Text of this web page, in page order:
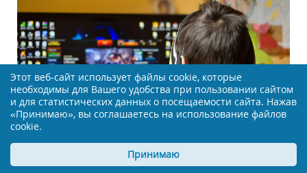
О чем рассказывает оформление десктопа?
Этот веб-сайт использует файлы cookie, которые
необходимы для Вашего удобства при пользовании сайтом
и для статистических данных о посещаемости сайта. Нажав
«Принимаю», вы соглашаетесь на использование файлов
cookie.
Принимаю